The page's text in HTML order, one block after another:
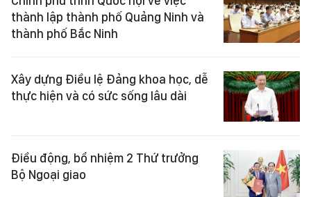
thành lập thành phố Quảng Ninh và
thành phố Bắc Ninh
Xây dựng Điều lệ Đảng khoa học, dễ
thực hiện và có sức sống lâu dài
Điều động, bổ nhiệm 2 Thứ trưởng
Bộ Ngoại giao